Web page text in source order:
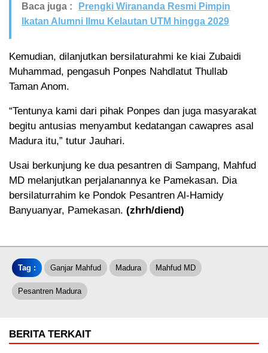
Baca juga :
Prengki Wirananda Resmi Pimpin
Ikatan Alumni Ilmu Kelautan UTM hingga 2029
Kemudian, dilanjutkan bersilaturahmi ke kiai Zubaidi
Muhammad, pengasuh Ponpes Nahdlatut Thullab
Taman Anom.
“Tentunya kami dari pihak Ponpes dan juga masyarakat
begitu antusias menyambut kedatangan cawapres asal
Madura itu,” tutur Jauhari.
Usai berkunjung ke dua pesantren di Sampang, Mahfud
MD melanjutkan perjalanannya ke Pamekasan. Dia
bersilaturrahim ke Pondok Pesantren Al-Hamidy
Banyuanyar, Pamekasan. (zhrh/diend)
Tag : Ganjar Mahfud Madura Mahfud MD
Pesantren Madura
BERITA TERKAIT